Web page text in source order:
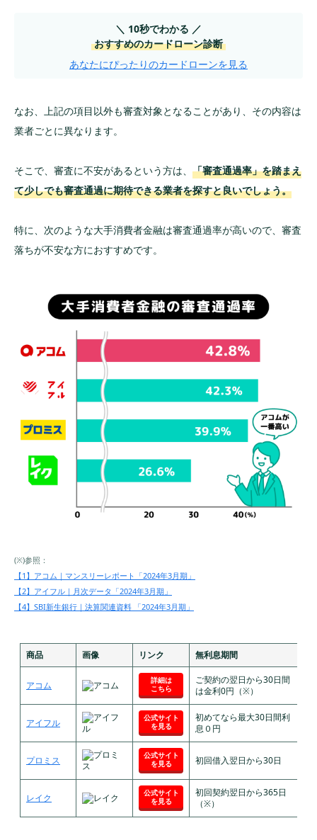
＼ 10秒でわかる ／
おすすめのカードローン診断
あなたにぴったりのカードローンを見る
なお、上記の項目以外も審査対象となることがあり、その内容は
業者ごとに異なります。
そこで、審査に不安があるという方は、 「審査通過率」を踏まえ
て少しでも審査通過に期待できる業者を探すと良いでしょう。
特に、次のような大手消費者金融は審査通過率が高いので、審査
落ちが不安な方におすすめです。
(※)参照：
【1】アコム｜マンスリーレポート「2024年3月期」
【2】アイフル｜月次データ「2024年3月期」
【4】SBI新生銀行｜決算関連資料 「2024年3月期」
商品 画像 リンク 無利息期間
アコム
詳細は
こちら
ご契約の翌日から30日間
は金利0円（※）
アイフル
公式サイト
を見る
初めてなら最大30日間利
息０円
プロミス
公式サイト
を見る
初回借入翌日から30日
レイク
公式サイト
を見る
初回契約翌日から365日
（※）